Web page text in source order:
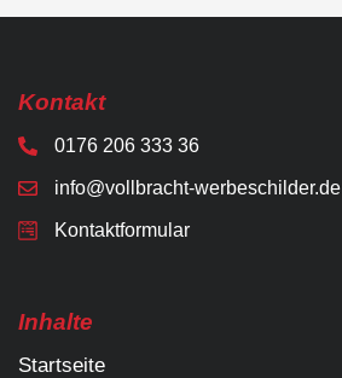
Kontakt
0176 206 333 36
info@vollbracht-werbeschilder.de
Kontaktformular
Inhalte
Startseite